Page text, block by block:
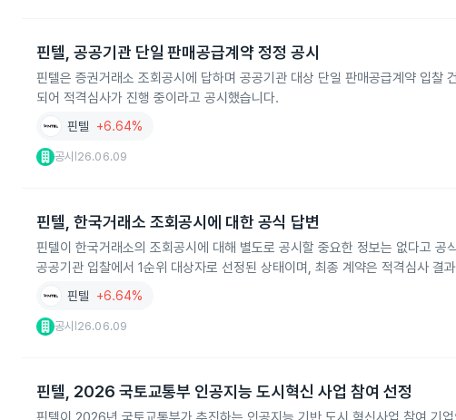
핀텔, 공공기관 단일 판매공급계약 정정 공시
핀텔은 증권거래소 조회공시에 답하며 공공기관 대상 단일 판매공급계약 입찰
되어 적격심사가 진행 중이라고 공시했습니다.
핀텔 +6.64%
공시 26.06.09
핀텔, 한국거래소 조회공시에 대한 공식 답변
핀텔이 한국거래소의 조회공시에 대해 별도로 공시할 중요한 정보는 없다고
공공기관 입찰에서 1순위 대상자로 선정된 상태이며, 최종 계약은 적격심사
핀텔 +6.64%
공시 26.06.09
핀텔, 2026 국토교통부 인공지능 도시혁신 사업 참여 선정